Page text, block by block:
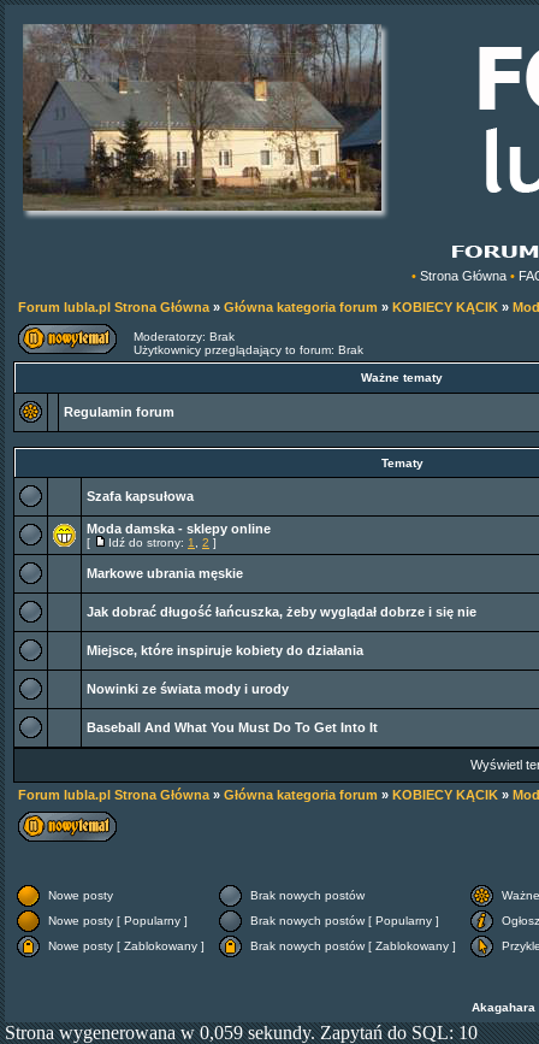
• Strona Główna •
Forum lubla.pl Strona Główna » Główna kategoria forum » KOBIECY KĄCIK »
Moderatorzy: Brak
Użytkownicy przeglądający to forum: Brak
Ważne tematy
Regulamin forum
Tematy
Szafa kapsułowa
Moda damska - sklepy online
[ Idź do strony: 1 2 ]
Markowe ubrania męskie
Jak dobrać długość łańcuszka, żeby wyglądał dobrze i się nie
Miejsce, które inspiruje kobiety do działania
Nowinki ze świata mody i urody
Baseball And What You Must Do To Get Into It
Wyświetl
Forum lubla.pl Strona Główna » Główna kategoria forum » KOBIECY KĄCIK »
Nowe posty Brak nowych postów
Nowe posty [ Popularny ]
Brak nowych postów [ Popularny ]
Nowe posty [ Zablokowany ]
Brak nowych postów [ Zablokowany ]
Akagahara
Strona wygenerowana w 0,059 sekundy. Zapytań do SQL: 10